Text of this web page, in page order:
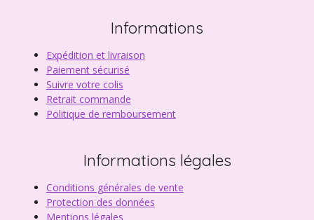
Informations
Expédition et livraison
Paiement sécurisé
Suivre votre colis
Retrait commande
Politique de remboursement
Informations légales
Conditions générales de vente
Protection des données
Mentions légales